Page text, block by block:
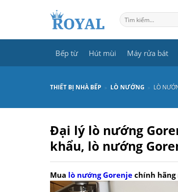
Tìm
kiếm:
Bếp từ Hút mùi Máy rửa bát
THIẾT BỊ NHÀ BẾP » LÒ NƯỚNG » LÒ
Đại lý lò nướng
khẩu, lò nướng
Mua lò nướng Gorenje chính hãng